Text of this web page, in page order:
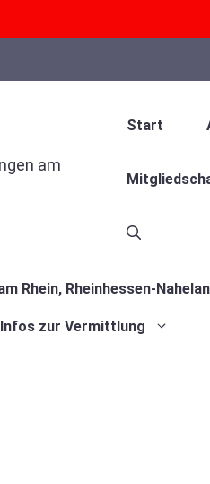
Start
Infos zur Vermittlung